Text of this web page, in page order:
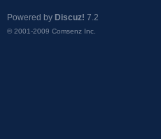
Powered by Discuz! 7.2
© 2001-2009 Comsenz Inc.